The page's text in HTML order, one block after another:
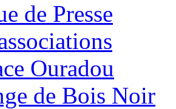
de Presse
Ouradou
de Bois Noir